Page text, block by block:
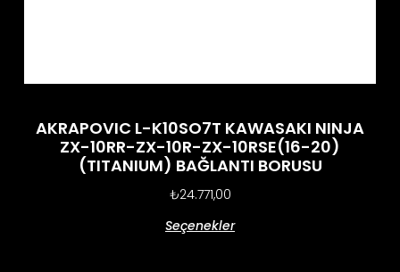
AKRAPOVIC L-K10SO7T KAWASAKI NINJA
ZX-10RR-ZX-10R-ZX-10RSE(16-20)
(TITANIUM) BAĞLANTI BORUSU
₺24.771,00
Seçenekler